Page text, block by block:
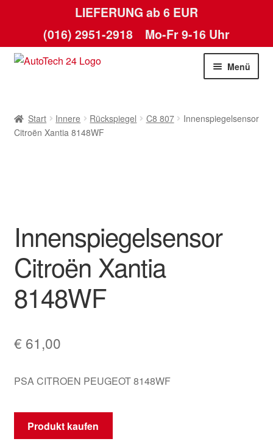
LIEFERUNG ab 6 EUR
(016) 2951-2918 Mo-Fr 9-16 Uhr
Zur
Zum
Menü
AGB
Kontakt
Lieferung
Mein Konto
Start Innere Rückspiegel C8 807
Innenspiegelsensor
Citroën Xantia 8148WF
Innenspiegelsensor
Citroën Xantia
8148WF
€ 61,00
PSA CITROEN PEUGEOT 8148WF
Produkt kaufen